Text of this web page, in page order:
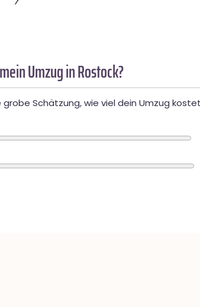
Umzug in Rostock?
Schätzung, wie viel dein Umzug